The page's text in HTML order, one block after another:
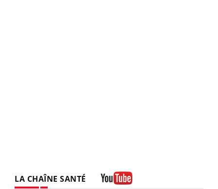
LA CHAÎNE SANTÉ